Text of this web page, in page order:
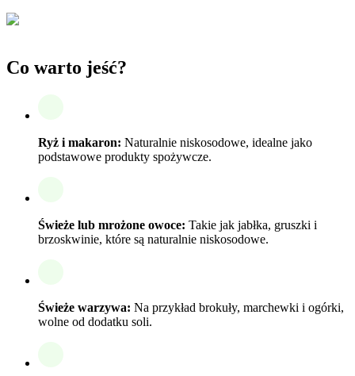
Co warto jeść?
Ryż i makaron: Naturalnie niskosodowe, idealne jako
podstawowe produkty spożywcze.
Świeże lub mrożone owoce: Takie jak jabłka, gruszki i
brzoskwinie, które są naturalnie niskosodowe.
Świeże warzywa: Na przykład brokuły, marchewki i ogórki,
wolne od dodatku soli.